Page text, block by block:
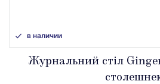
в наличии
Журнальний стіл